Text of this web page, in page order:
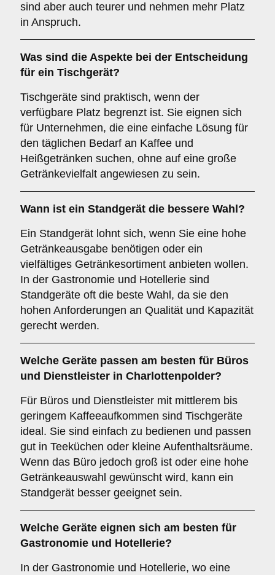
sind aber auch teurer und nehmen mehr Platz
in Anspruch.
Was sind die Aspekte bei der Entscheidung
für ein Tischgerät?
Tischgeräte sind praktisch, wenn der
verfügbare Platz begrenzt ist. Sie eignen sich
für Unternehmen, die eine einfache Lösung für
den täglichen Bedarf an Kaffee und
Heißgetränken suchen, ohne auf eine große
Getränkevielfalt angewiesen zu sein.
Wann ist ein Standgerät die bessere Wahl?
Ein Standgerät lohnt sich, wenn Sie eine hohe
Getränkeausgabe benötigen oder ein
vielfältiges Getränkesortiment anbieten wollen.
In der Gastronomie und Hotellerie sind
Standgeräte oft die beste Wahl, da sie den
hohen Anforderungen an Qualität und Kapazität
gerecht werden.
Welche Geräte passen am besten für Büros
und Dienstleister in Charlottenpolder?
Für Büros und Dienstleister mit mittlerem bis
geringem Kaffeeaufkommen sind Tischgeräte
ideal. Sie sind einfach zu bedienen und passen
gut in Teeküchen oder kleine Aufenthaltsräume.
Wenn das Büro jedoch groß ist oder eine hohe
Getränkeauswahl gewünscht wird, kann ein
Standgerät besser geeignet sein.
Welche Geräte eignen sich am besten für
Gastronomie und Hotellerie?
In der Gastronomie und Hotellerie, wo eine